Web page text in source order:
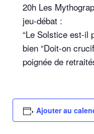
20h Les
jeu-débat :
“Le Solstice est-il
bien “Doit-on
poignée de
Ajouter au